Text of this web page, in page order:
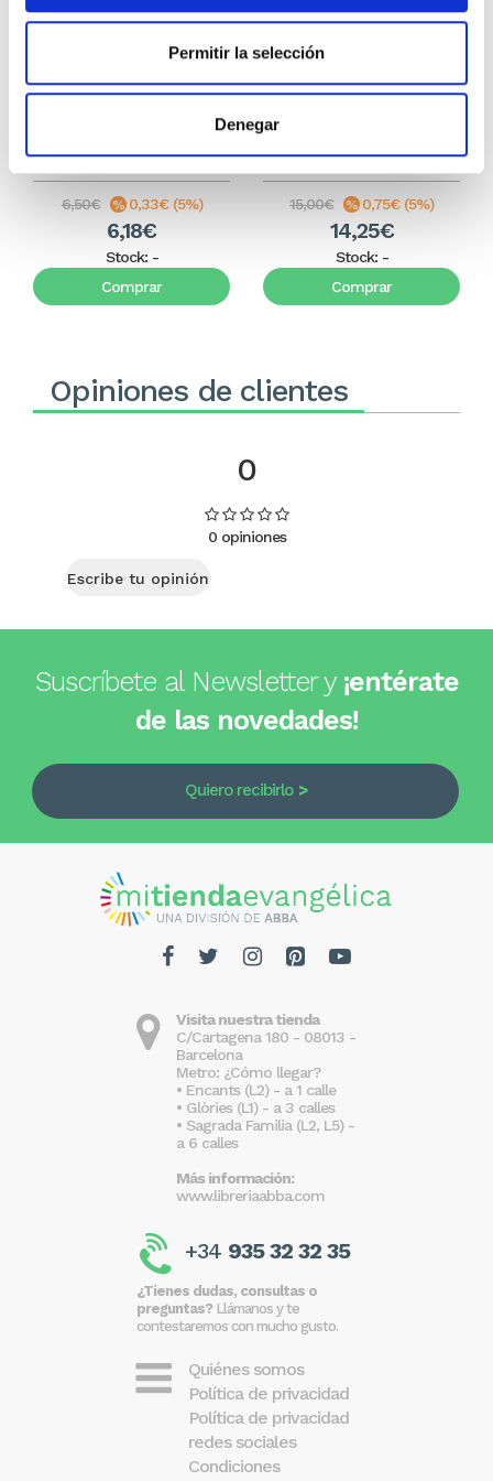
Permitir la selección
Denegar
La Historia de Jesús (Album
Varios Autores
6,50€ 0,33€ (5%)
6,18€
Stock: -
Comprar
Creer hoy en la creación
Ernest Lucas
15,00€ 0,75€ (5%)
14,25€
Stock: -
Comprar
Opiniones de clientes
0
0 opiniones
Escribe tu opinión
Suscríbete al Newsletter y ¡entérate
de las novedades!
Quiero recibirlo
Visita nuestra tienda
C/Cartagena 180 - 08013 -
Barcelona
Metro: ¿Cómo llegar?
• Encants (L2) - a 1 calle
• Glòries (L1) - a 3 calles
• Sagrada Familia (L2, L5) -
a 6 calles
Más información:
www.libreriaabba.com
+34 935 32 32 35
¿Tienes dudas, consultas o
preguntas? Llámanos y te
contestaremos con mucho gusto.
Quiénes somos
Política de privacidad
Política de privacidad
redes sociales
Condiciones